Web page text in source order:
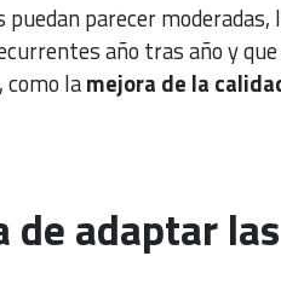
parecer
año tras año y
como lamejora de la
de adaptar